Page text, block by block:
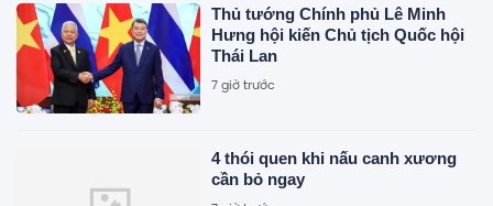
Thủ tướng Chính phủ Lê Minh
Hưng hội kiến Chủ tịch Quốc hội
Thái Lan
7 giờ trước
4 thói quen khi nấu canh xương
cần bỏ ngay